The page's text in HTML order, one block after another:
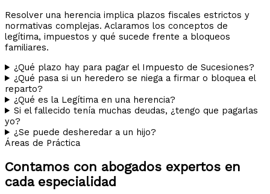
Resolver una herencia implica plazos fiscales estrictos y
normativas complejas. Aclaramos los conceptos de
legítima, impuestos y qué sucede frente a bloqueos
familiares.
¿Qué plazo hay para pagar el Impuesto de Sucesiones?
¿Qué pasa si un heredero se niega a firmar o bloquea el
reparto?
¿Qué es la Legítima en una herencia?
Si el fallecido tenía muchas deudas, ¿tengo que pagarlas
yo?
¿Se puede desheredar a un hijo?
Áreas de Práctica
Contamos con abogados expertos en
cada especialidad